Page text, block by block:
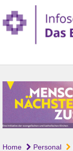
Home Personal